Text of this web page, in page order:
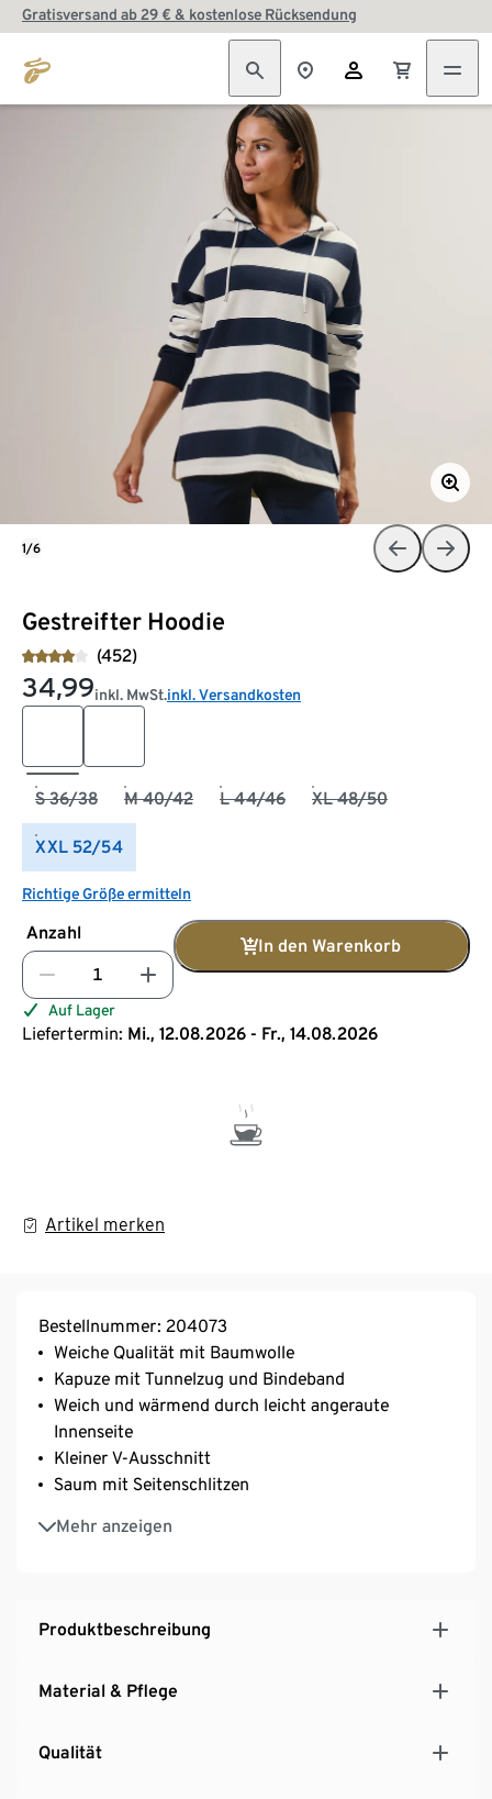
Gratisversand ab 29 € & kostenlose Rücksendung
Gestreifter Hoodie
(452)
34,99inkl. MwSt.inkl. Versandkosten
S 36/38 M 40/42 L 44/46 XL 48/50
XXL 52/54
Richtige Größe ermitteln
Anzahl
In den Warenkorb
Auf Lager
Liefertermin: Mi., 12.08.2026 - Fr., 14.08.2026
Artikel merken
1/6
Bestellnummer: 204073
Weiche Qualität mit Baumwolle
Kapuze mit Tunnelzug und Bindeband
Weich und wärmend durch leicht angeraute
Innenseite
Kleiner V-Ausschnitt
Saum mit Seitenschlitzen
Mehr anzeigen
Überschnittene Schultern
Produktbeschreibung
Material & Pflege
Qualität